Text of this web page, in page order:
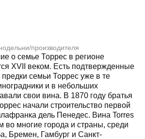
производителя
о семье Торрес в регионе
XVII веком. Есть подтвержденные
семьи Торрес уже в те
и в небольших
свои вина. В 1870 году братья
начали строительство первой
дель Пенедес. Вина Torres
во многие города и страны, среди
Бремен, Гамбург и Санкт-